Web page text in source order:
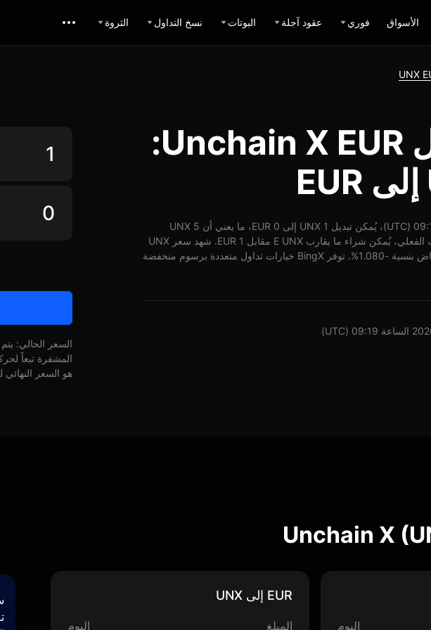
الأسواق فوري عقود آجلة البوتات نسخ التداول الثروة
حاسبة تبديل Unchain X EUR:
اعتباراً من 08-08-2026، الساعة 09:19 (UTC)، يُمكن تبديل 1 UNX إلى 0 EUR، ما يعني أن 5 UNX
تساوي حوالي 0 EUR. وبأسعار الوقت الفعلي، يُمكن شراء ما يقارب E UNX مقابل 1 EUR. شهد سعر UNX
مقابل EUR على مدار 24 ساعة انخفاض بنسبة -1.080%. توفر BingX خيارات تداول متعددة برسوم منخفضة
السعر الحالي:
المشفرة تبعاً
هو السعر النهائي
اليوم
EUR إلى UNX
المبلغ اليوم